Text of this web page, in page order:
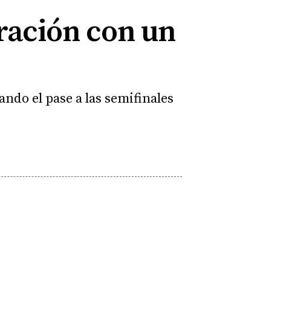
con un
el pase a las semifinales